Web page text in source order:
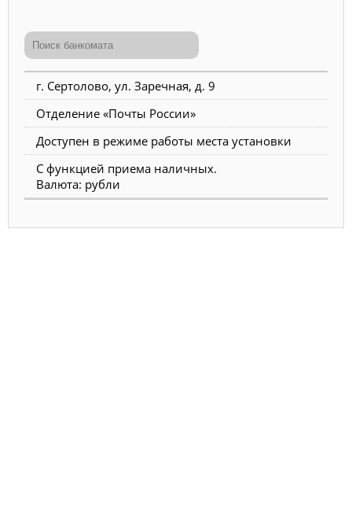
г. Сертолово, ул. Заречная, д. 9
Отделение «Почты России»
Доступен в режиме работы места установки
С функцией приема наличных.
Валюта: рубли